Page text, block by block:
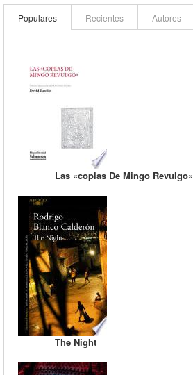
Populares Recientes Autores
Las «coplas De Mingo Revulgo»
The Night